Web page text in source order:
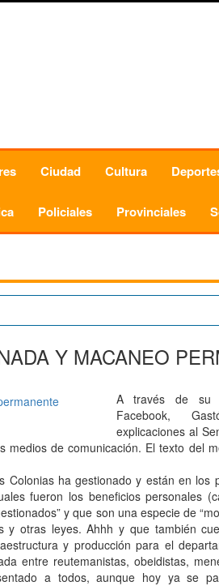
Ciudad Cultura
Policiales Provinciales
Y MACANEO
A través de su
Facebook,
explicaciones al
de comunicación. El texto del
Colonias ha gestionado y están en los
fueron los beneficios personales
y que son una especie de
y otras leyes. Ahhh y que también
y producción para el
entre reutemanistas, obeidistas,
a todos, aunque hoy ya se